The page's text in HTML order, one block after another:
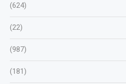
(624)
(22)
(987)
(181)